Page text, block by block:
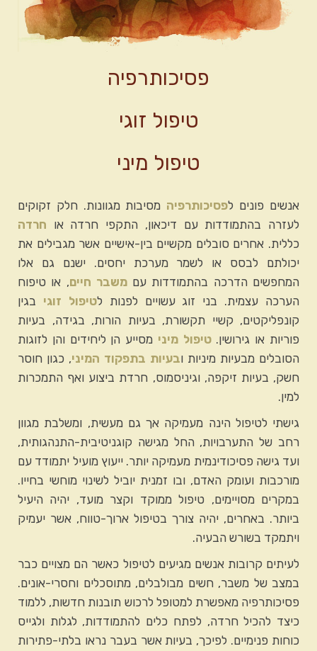
פסיכותרפיה
טיפול זוגי
טיפול מיני
אנשים פונים לפסיכותרפיה מסיבות מגוונות. חלק זקוקים
לעזרה בהתמודדות עם דיכאון, התקפי חרדה או חרדה
כללית. אחרים סובלים מקשיים בין-אישיים אשר מגבילים את
יכולתם לבסס או לשמר מערכת יחסים. ישנם גם אלו
המחפשים הדרכה בהתמודדות עםמשבר חיים, או טיפוח
הערכה עצמית. בני זוג עשויים לפנות לטיפול זוגי בגין
קונפליקטים, קשיי תקשורת, בעיות הורות, בגידה, בעיות
פוריות או גירושין.טיפול מיני מסייע הן ליחידים והן לזוגות
הסובלים מבעיות מיניות ובעיות בתפקוד המיני, כגון חוסר
חשק, בעיות זיקפה, וגיניסמוס, חרדת ביצוע ואף התמכרות
למין.
גישתי לטיפול הינה מעמיקה אך גם מעשית, ומשלבת מגוון
רחב של התערבויות, החל מגישה קוגניטיבית-התנהגותית,
ועד גישה פסיכודינמית מעמיקה יותר. ייעוץ מועיל יתמודד עם
מורכבות ועומק האדם, ובו זמנית יוביל לשינוי מוחשי בחייו.
במקרים מסויימים, טיפול ממוקד וקצר מועד, יהיה היעיל
ביותר. באחרים, יהיה צורך בטיפול ארוך-טווח, אשר יעמיק
ויתמקד בשורש הבעיה.
לעיתים קרובות אנשים מגיעים לטיפול כאשר הם מצויים כבר
במצב של משבר, חשים מבולבלים, מתוסכלים וחסרי-אונים.
פסיכותרפיה מאפשרת למטופל לרכוש תובנות חדשות, ללמוד
כיצד להכיל חרדה, לפתח כלים להתמודדות, לגלות ולגייס
כוחות פנימיים. לפיכך, בעיות אשר בעבר נראו בלתי-פתירות